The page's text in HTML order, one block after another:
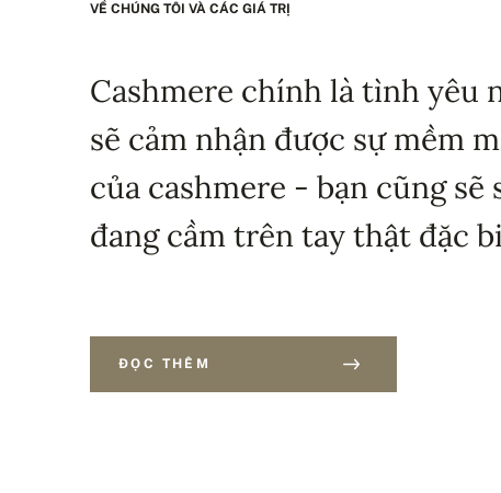
VỀ CHÚNG TÔI VÀ CÁC GIÁ TRỊ
Cashmere chính là tình yêu
sẽ cảm nhận được sự mềm
của cashmere - bạn cũng
đang cầm trên tay thật đặc
ĐỌC THÊM